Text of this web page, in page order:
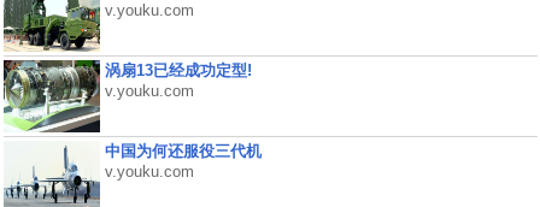
v.youku.com
涡扇13已经成功定型!
v.youku.com
中国为何还服役三代机
v.youku.com